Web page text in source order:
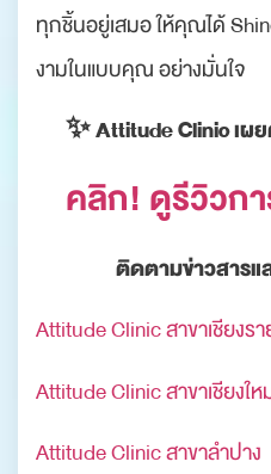
ทุกชิ้นอยู่เสมอ ให้คุณได้
งามในแบบคุณ อย่างมั่นใจ
✨ Attitude Clinic เผ
คลิก! ดูรีวิวก
ติดตามข่าวสารแ
Attitude Clinic สาขาเชียงร
Attitude Clinic สาขาเชียงให
Attitude Clinic สาขาลำปาง